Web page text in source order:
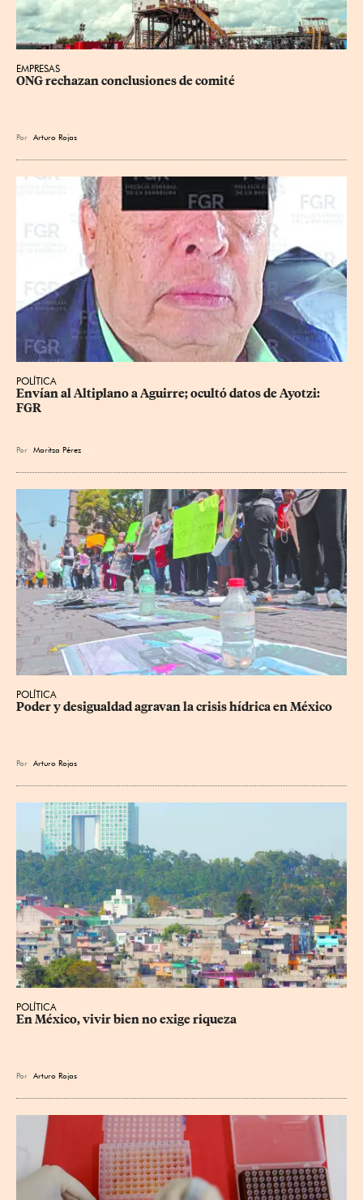
EMPRESAS
ONG rechazan conclusiones de comité
Por Arturo Rojas
POLÍTICA
Envían al Altiplano a Aguirre; ocultó datos de Ayotzi:
FGR
Por Maritza Pérez
POLÍTICA
Poder y desigualdad agravan la crisis hídrica en México
Por Arturo Rojas
POLÍTICA
En México, vivir bien no exige riqueza
Por Arturo Rojas